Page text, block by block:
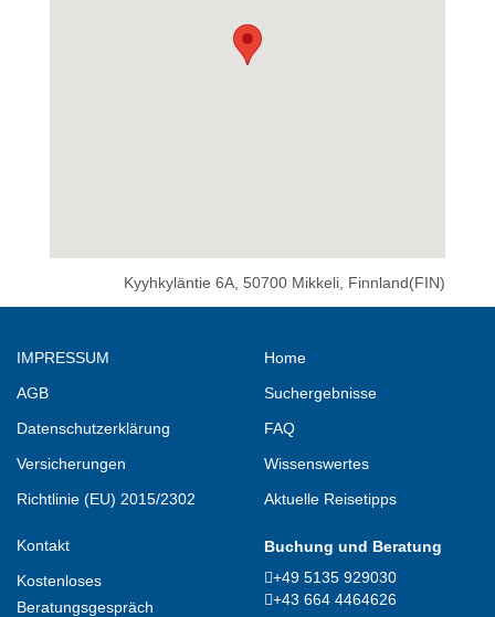
Kyyhkyläntie 6A, 50700 Mikkeli, Finnland(FIN)
IMPRESSUM
AGB
Datenschutzerklärung
Versicherungen
Richtlinie (EU) 2015/2302
Home
Suchergebnisse
FAQ
Wissenswertes
Aktuelle Reisetipps
Kontakt
Kostenloses
Beratungsgespräch
Buchung und Beratung
+49 5135 929030
+43 664 4464626